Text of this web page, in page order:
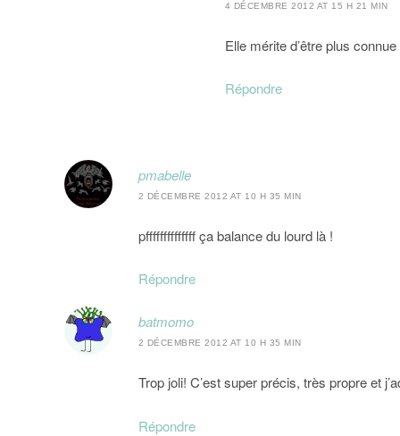
4 DÉCEMBRE 2012 AT 15 H 21 MIN
Elle mérite d’être plus
Répondre
pmabelle
2 DÉCEMBRE 2012 AT 10 H 35 MIN
pffffffffffffff ça balance du lourd là !
Répondre
batmomo
2 DÉCEMBRE 2012 AT 10 H 35 MIN
Trop joli! C’est super précis, très propre et
Répondre